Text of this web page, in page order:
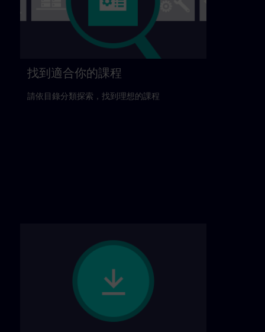
找到適合你的課程
請依目錄分類探索，找到理想的課程